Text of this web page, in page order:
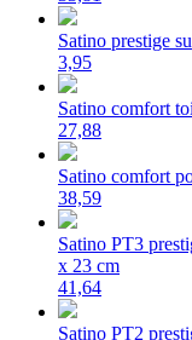
Satino prestige
3,95
Satino comfort
27,88
Satino comfort
38,59
Satino PT3
x 23 cm
41,64
Satino PT2